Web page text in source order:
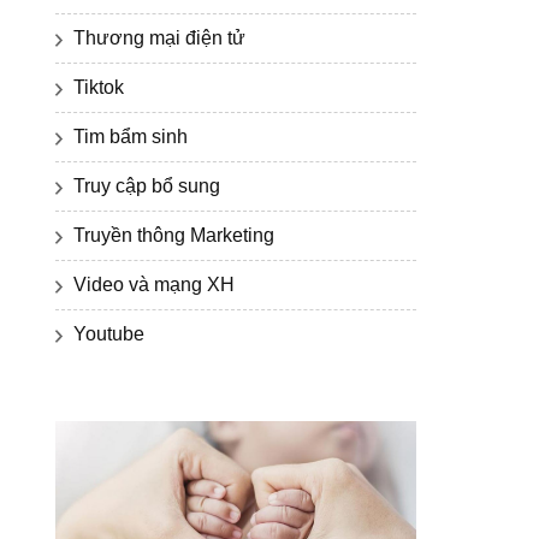
Thương mại điện tử
Tiktok
Tim bẩm sinh
Truy cập bổ sung
Truyền thông Marketing
Video và mạng XH
Youtube